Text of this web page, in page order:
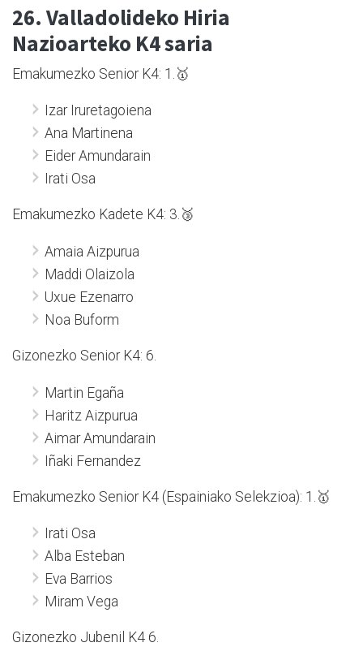
26. Valladolideko Hiria
Nazioarteko K4 saria
Emakumezko Senior K4: 1.🥇
Izar Iruretagoiena
Ana Martinena
Eider Amundarain
Irati Osa
Emakumezko Kadete K4: 3.🥉
Amaia Aizpurua
Maddi Olaizola
Uxue Ezenarro
Noa Buform
Gizonezko Senior K4: 6.
Martin Egaña
Haritz Aizpurua
Aimar Amundarain
Iñaki Fernandez
Emakumezko Senior K4 (Espainiako Selekzioa): 1.🥇
Irati Osa
Alba Esteban
Eva Barrios
Miram Vega
Gizonezko Jubenil K4 6.